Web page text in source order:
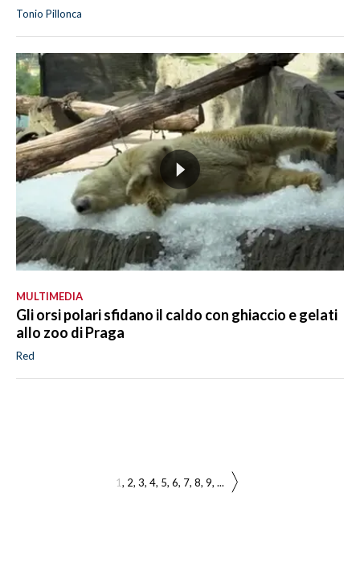
Tonio Pillonca
MULTIMEDIA
Gli orsi polari sfidano il caldo con ghiaccio e gelati
allo zoo di Praga
Red
1 2 3 4 5 6 7 8 9 ...